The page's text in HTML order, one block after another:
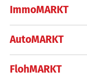
ImmoMARKT
AutoMARKT
FlohMARKT